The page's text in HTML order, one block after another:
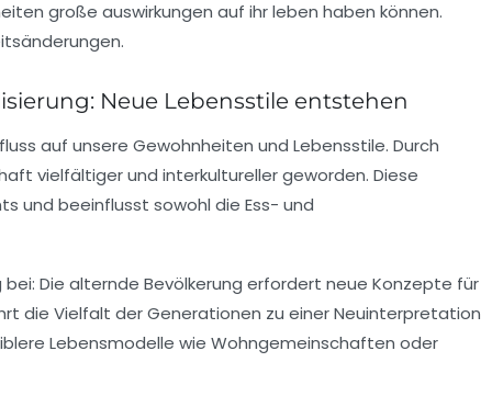
Neue Lebensstile entstehen
auf unsere Gewohnheiten und Lebensstile. Durch
vielfältiger und interkultureller geworden. Diese
und beeinflusst sowohl die Ess- und
Die alternde Bevölkerung erfordert neue Konzepte für
die Vielfalt der Generationen zu einer Neuinterpretation
Lebensmodelle wie Wohngemeinschaften oder